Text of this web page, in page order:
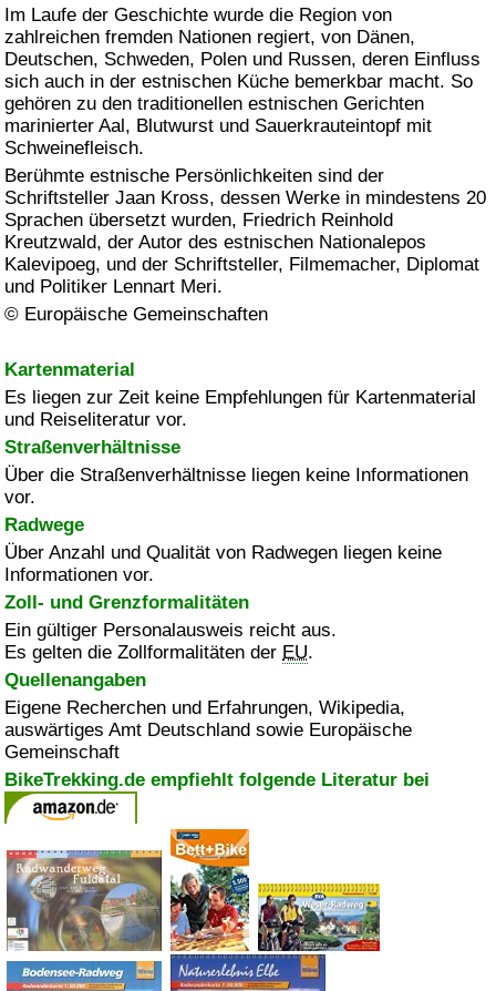
Im Laufe der Geschichte wurde die Region von
zahlreichen fremden Nationen regiert, von Dänen,
Deutschen, Schweden, Polen und Russen, deren Einfluss
sich auch in der estnischen Küche bemerkbar macht. So
gehören zu den traditionellen estnischen Gerichten
marinierter Aal, Blutwurst und Sauerkrauteintopf mit
Schweinefleisch.
Berühmte estnische Persönlichkeiten sind der
Schriftsteller Jaan Kross, dessen Werke in mindestens 20
Sprachen übersetzt wurden, Friedrich Reinhold
Kreutzwald, der Autor des estnischen Nationalepos
Kalevipoeg, und der Schriftsteller, Filmemacher, Diplomat
und Politiker Lennart Meri.
© Europäische Gemeinschaften
Kartenmaterial
Es liegen zur Zeit keine Empfehlungen für Kartenmaterial
und Reiseliteratur vor.
Straßenverhältnisse
Über die Straßenverhältnisse liegen keine Informationen
vor.
Radwege
Über Anzahl und Qualität von Radwegen liegen keine
Informationen vor.
Zoll- und Grenzformalitäten
Ein gültiger Personalausweis reicht aus.
Es gelten die Zollformalitäten der EU.
Quellenangaben
Eigene Recherchen und Erfahrungen, Wikipedia,
auswärtiges Amt Deutschland sowie Europäische
Gemeinschaft
BikeTrekking.de empfiehlt folgende Literatur bei